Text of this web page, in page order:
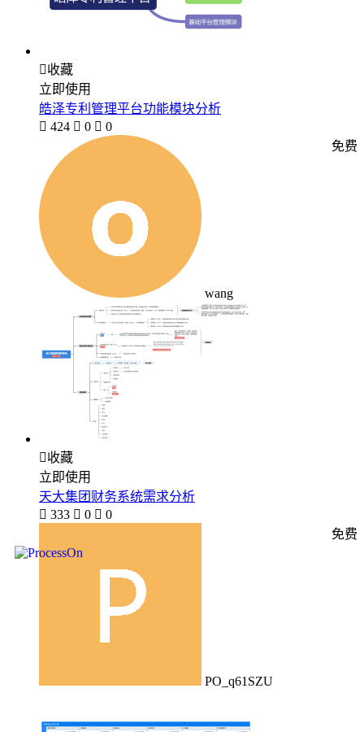
收藏
立即使用
皓泽专利管理平台功能模块分析
 424  0  0
wang
免费
收藏
立即使用
天大集团财务系统需求分析
 333  0  0
PO_q61SZU
免费